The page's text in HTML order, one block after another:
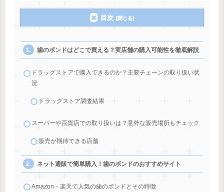
目次
歯のボンドはどこで買える？実店舗の購入可能性を徹底解説
ドラッグストアで購入できるのか？主要チェーンの取り扱い状
況
ドラッグストア調査結果
スーパーや百貨店での取り扱いは？意外な販売場所もチェック
販売が期待できる店舗
ネット通販で簡単購入！歯のボンドのおすすめサイト
Amazon・楽天で人気の歯のボンドとその特徴